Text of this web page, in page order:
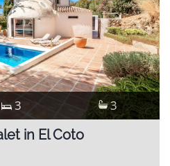
3 3
in El Coto